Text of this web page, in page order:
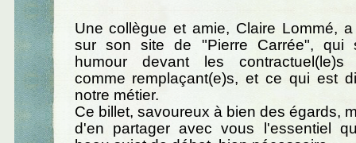
Une collègue et amie, Claire Lommé,
sur son site de "Pierre Carrée", qui
humour devant les contractuel(le)s
comme remplaçant(e)s, et ce qui est
notre métier.
Ce billet, savoureux à bien des égards,
d'en partager avec vous l'essentiel